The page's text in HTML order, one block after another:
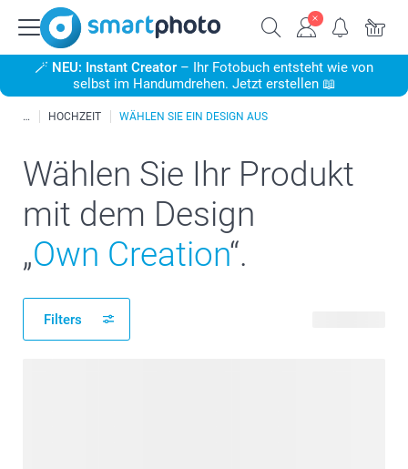
🪄 NEU: Instant Creator – Ihr Fotobuch entsteht wie von
selbst im Handumdrehen. Jetzt erstellen 📖
HOCHZEIT WÄHLEN SIE EIN DESIGN AUS
Wählen Sie Ihr Produkt
mit dem Design
„Own Creation“.
Filters